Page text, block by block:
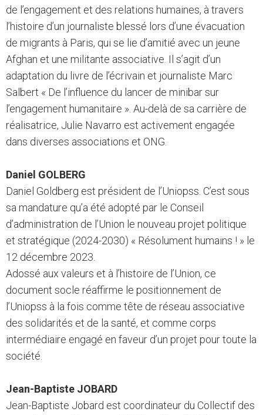
de l’engagement et des relations humaines, à travers
l’histoire d’un journaliste blessé lors d’une évacuation
de migrants à Paris, qui se lie d’amitié avec un jeune
Afghan et une militante associative. Il s’agit d’un
adaptation du livre de l’écrivain et journaliste Marc
Salbert « De l’influence du lancer de minibar sur
l’engagement humanitaire ». Au-delà de sa carrière de
réalisatrice, Julie Navarro est activement engagée
dans diverses associations et ONG.
Daniel GOLBERG
Daniel Goldberg est président de l’Uniopss. C’est sous
sa mandature qu’a été adopté par le Conseil
d’administration de l’Union le nouveau projet politique
et stratégique (2024-2030) « Résolument humains ! » le
12 décembre 2023.
Adossé aux valeurs et à l’histoire de l’Union, ce
document socle réaffirme le positionnement de
l’Uniopss à la fois comme tête de réseau associative
des solidarités et de la santé, et comme corps
intermédiaire engagé en faveur d’un projet pour toute la
société.
Jean-Baptiste JOBARD
Jean-Baptiste Jobard est coordinateur du Collectif des